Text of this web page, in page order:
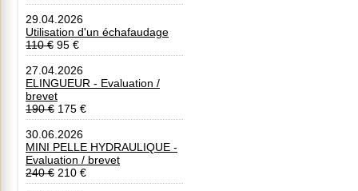
29.04.2026
Utilisation d'un échafaudage
110 € 95 €
27.04.2026
ELINGUEUR - Evaluation /
brevet
190 € 175 €
30.06.2026
MINI PELLE HYDRAULIQUE -
Evaluation / brevet
240 € 210 €